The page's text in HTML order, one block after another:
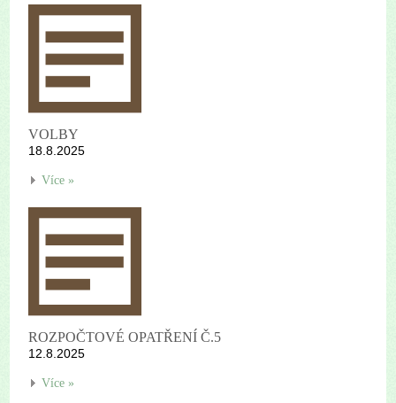
VOLBY
18.8.2025
Více »
ROZPOČTOVÉ OPATŘENÍ Č.5
12.8.2025
Více »